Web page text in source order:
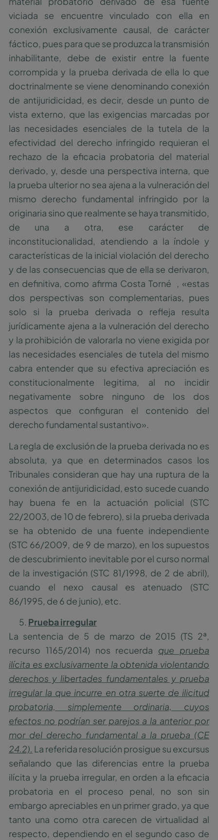
viciada se encuentre vinculado con ella en
conexión exclusivamente causal, de carácter
fáctico, pues para que se produzca la transmisión
inhabilitante, debe de existir entre la fuente
corrompida y la prueba derivada de ella lo que
doctrinalmente se viene denominando conexión
de antijuridicidad, es decir, desde un punto de
vista externo, que las exigencias marcadas por
las necesidades esenciales de la tutela de la
efectividad del derecho infringido requieran el
rechazo de la eficacia probatoria del material
derivado, y, desde una perspectiva interna, que
la prueba ulterior no sea ajena a la vulneración del
mismo derecho fundamental infringido por la
originaria sino que realmente se haya transmitido,
de una a otra, ese carácter de
inconstitucionalidad, atendiendo a la índole y
características de la inicial violación del derecho
y de las consecuencias que de ella se derivaron,
en definitiva, como afirma Costa Torné , «estas
dos perspectivas son complementarias, pues
solo si la prueba derivada o refleja resulta
jurídicamente ajena a la vulneración del derecho
y la prohibición de valorarla no viene exigida por
las necesidades esenciales de tutela del mismo
cabra entender que su efectiva apreciación es
constitucionalmente legitima, al no incidir
negativamente sobre ninguno de los dos
aspectos que configuran el contenido del
derecho fundamental sustantivo».
La regla de exclusión de la prueba derivada no es
absoluta, ya que en determinados casos los
Tribunales consideran que hay una ruptura de la
conexión de antijuridicidad, esto sucede cuando
hay buena fe en la actuación policial (STC
22/2003, de 10 de febrero), si la prueba derivada
se ha obtenido de una fuente independiente
(STC 66/2009, de 9 de marzo), en los supuestos
de descubrimiento inevitable por el curso normal
de la investigación (STC 81/1998, de 2 de abril),
cuando el nexo causal es atenuado (STC
86/1995, de 6 de junio), etc.
Prueba irregular
La sentencia de 5 de marzo de 2015 (TS 2ª,
recurso 1165/2014) nos recuerda que prueba
ilícita es exclusivamente la obtenida violentando
derechos y libertades fundamentales y prueba
irregular la que incurre en otra suerte de ilicitud
probatoria, simplemente ordinaria, cuyos
efectos no podrían ser parejos a la anterior por
mor del derecho fundamental a la prueba (CE
24.2). La referida resolución prosigue su excursus
señalando que las diferencias entre la prueba
ilícita y la prueba irregular, en orden a la eficacia
probatoria en el proceso penal, no son sin
embargo apreciables en un primer grado, ya que
tanto una como otra carecen de virtualidad al
respecto, dependiendo en el segundo caso de